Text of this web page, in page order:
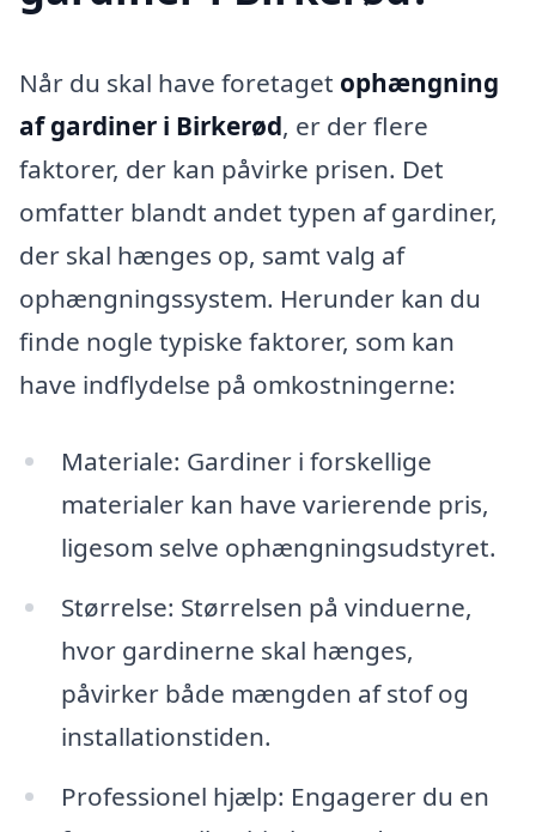
Når du skal have foretaget ophængning
af gardiner i Birkerød, er der flere
faktorer, der kan påvirke prisen. Det
omfatter blandt andet typen af gardiner,
der skal hænges op, samt valg af
ophængningssystem. Herunder kan du
finde nogle typiske faktorer, som kan
have indflydelse på omkostningerne:
Materiale: Gardiner i forskellige
materialer kan have varierende pris,
ligesom selve ophængningsudstyret.
Størrelse: Størrelsen på vinduerne,
hvor gardinerne skal hænges,
påvirker både mængden af stof og
installationstiden.
Professionel hjælp: Engagerer du en